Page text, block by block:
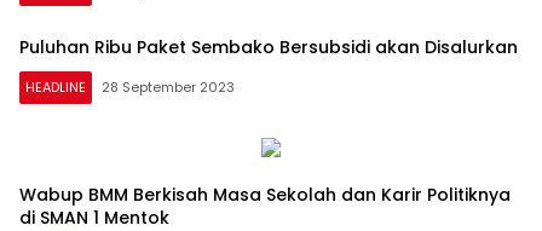
Puluhan Ribu Paket Sembako Bersubsidi akan Disalurkan
HEADLINE 28 September 2023
Wabup BMM Berkisah Masa Sekolah dan Karir Politiknya
di SMAN 1 Mentok